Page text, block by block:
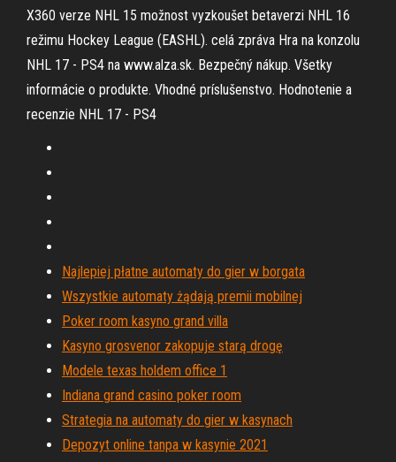
X360 verze NHL 15 možnost vyzkoušet betaverzi NHL 16
režimu Hockey League (EASHL). celá zpráva Hra na konzolu
NHL 17 - PS4 na www.alza.sk. Bezpečný nákup. Všetky
informácie o produkte. Vhodné príslušenstvo. Hodnotenie a
recenzie NHL 17 - PS4
Najlepiej płatne automaty do gier w borgata
Wszystkie automaty żądają premii mobilnej
Poker room kasyno grand villa
Kasyno grosvenor zakopuje starą drogę
Modele texas holdem office 1
Indiana grand casino poker room
Strategia na automaty do gier w kasynach
Depozyt online tanpa w kasynie 2021